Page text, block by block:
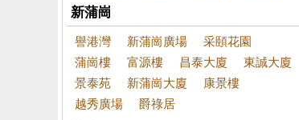
新蒲崗
譽港灣 新蒲崗廣場
采頤花園
蒲崗樓
富源樓 昌泰大廈
東誠大廈
景泰苑
新蒲崗大廈
康景樓
越秀廣場
爵祿居